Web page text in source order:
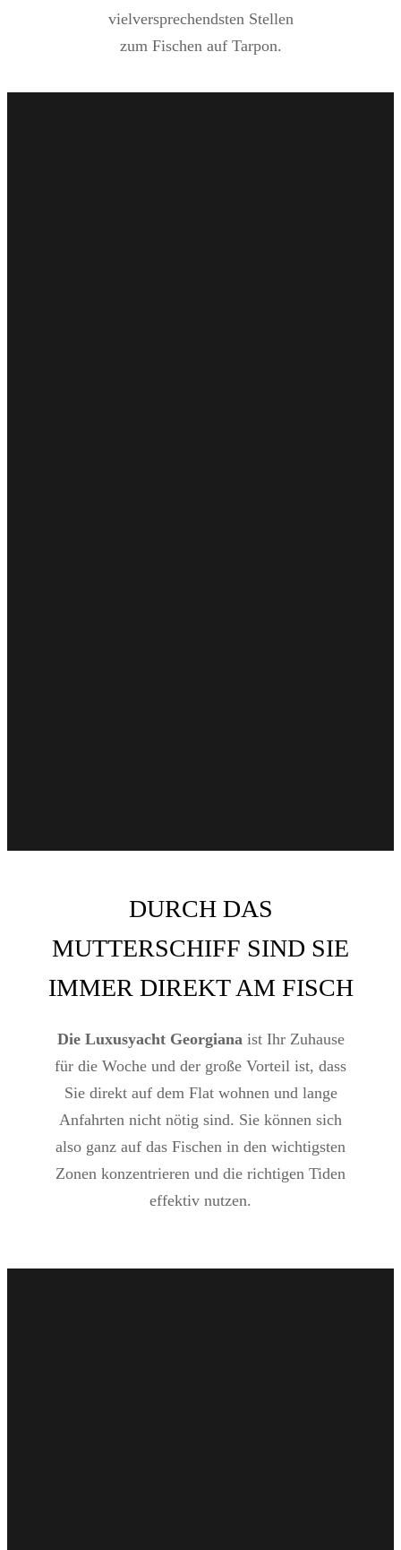
vielversprechendsten Stellen
zum Fischen auf Tarpon.
DURCH DAS
MUTTERSCHIFF SIND SIE
IMMER DIREKT AM FISCH
Die Luxusyacht Georgiana ist Ihr Zuhause
für die Woche und der große Vorteil ist, dass
Sie direkt auf dem Flat wohnen und lange
Anfahrten nicht nötig sind. Sie können sich
also ganz auf das Fischen in den wichtigsten
Zonen konzentrieren und die richtigen Tiden
effektiv nutzen.